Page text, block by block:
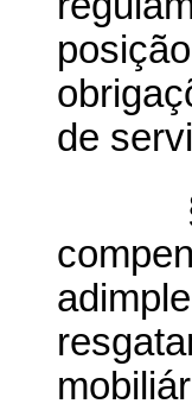
de
§